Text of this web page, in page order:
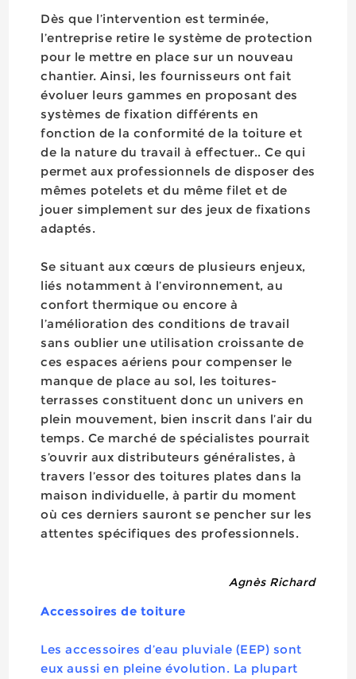
Dès que l’intervention est terminée,
l’entreprise retire le système de protection
pour le mettre en place sur un nouveau
chantier. Ainsi, les fournisseurs ont fait
évoluer leurs gammes en proposant des
systèmes de fixation différents en
fonction de la conformité de la toiture et
de la nature du travail à effectuer.. Ce qui
permet aux professionnels de disposer des
mêmes potelets et du même filet et de
jouer simplement sur des jeux de fixations
adaptés.
Se situant aux cœurs de plusieurs enjeux,
liés notamment à l’environnement, au
confort thermique ou encore à
l’amélioration des conditions de travail
sans oublier une utilisation croissante de
ces espaces aériens pour compenser le
manque de place au sol, les toitures-
terrasses constituent donc un univers en
plein mouvement, bien inscrit dans l’air du
temps. Ce marché de spécialistes pourrait
s’ouvrir aux distributeurs généralistes, à
travers l’essor des toitures plates dans la
maison individuelle, à partir du moment
où ces derniers sauront se pencher sur les
attentes spécifiques des professionnels.
Agnès Richard
Accessoires de toiture
Les accessoires d’eau pluviale (EEP) sont
eux aussi en pleine évolution. La plupart